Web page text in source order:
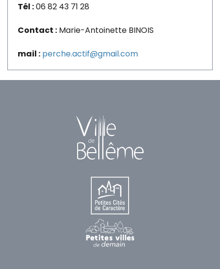
Tél :06 82 43 71 28
Contact : Marie-Antoinette BINOIS
mail : perche.actif@gmail.com